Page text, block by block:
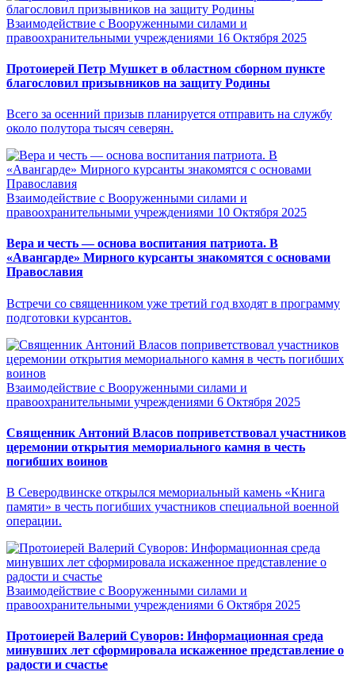
Взаимодействие с Вооруженными силами и
правоохранительными учреждениями 16 Октября 2025
Протоиерей Петр Мушкет в областном сборном пункте
благословил призывников на защиту Родины
Всего за осенний призыв планируется отправить на службу
около полутора тысяч северян.
Взаимодействие с Вооруженными силами и
правоохранительными учреждениями 10 Октября 2025
Вера и честь — основа воспитания патриота. В
«Авангарде» Мирного курсанты знакомятся с основами
Православия
Встречи со священником уже третий год входят в программу
подготовки курсантов.
Взаимодействие с Вооруженными силами и
правоохранительными учреждениями 6 Октября 2025
Священник Антоний Власов поприветствовал участников
церемонии открытия мемориального камня в честь
погибших воинов
В Северодвинске открылся мемориальный камень «Книга
памяти» в честь погибших участников специальной военной
операции.
Взаимодействие с Вооруженными силами и
правоохранительными учреждениями 6 Октября 2025
Протоиерей Валерий Суворов: Информационная среда
минувших лет сформировала искаженное представление о
радости и счастье